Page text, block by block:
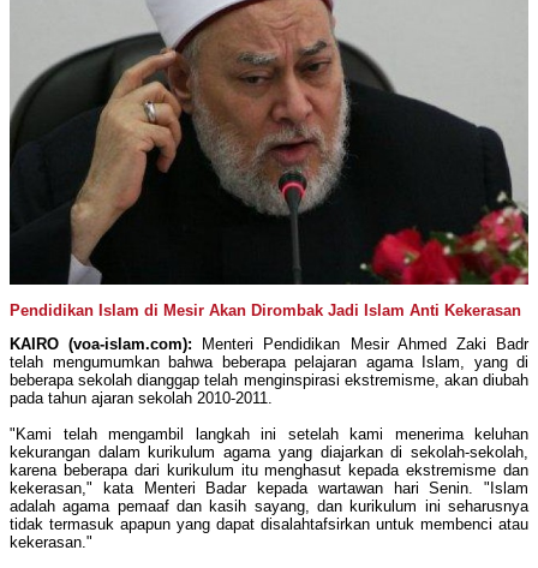
Pendidikan Islam di Mesir Akan Dirombak Jadi Islam Anti Kekerasan
KAIRO (voa-islam.com): Menteri Pendidikan Mesir Ahmed Zaki Badr
telah mengumumkan bahwa beberapa pelajaran agama Islam, yang di
beberapa sekolah dianggap telah menginspirasi ekstremisme, akan diubah
pada tahun ajaran sekolah 2010-2011.
"Kami telah mengambil langkah ini setelah kami menerima keluhan
kekurangan dalam kurikulum agama yang diajarkan di sekolah-sekolah,
karena beberapa dari kurikulum itu menghasut kepada ekstremisme dan
kekerasan," kata Menteri Badar kepada wartawan hari Senin. "Islam
adalah agama pemaaf dan kasih sayang, dan kurikulum ini seharusnya
tidak termasuk apapun yang dapat disalahtafsirkan untuk membenci atau
kekerasan."